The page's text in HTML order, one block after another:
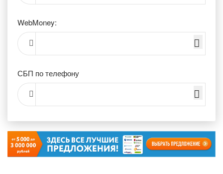
WebMoney:
СБП по телефону